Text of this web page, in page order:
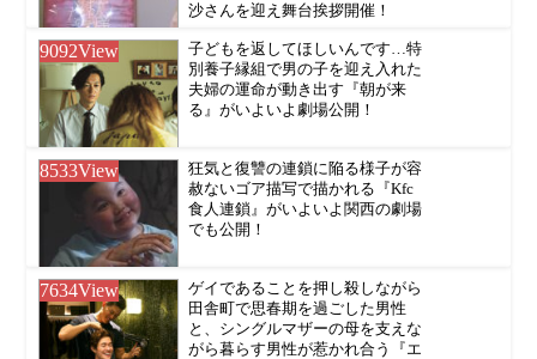
沙さんを迎え舞台挨拶開催！
9092View
子どもを返してほしいんです…特
別養子縁組で男の子を迎え入れた
夫婦の運命が動き出す『朝が来
る』がいよいよ劇場公開！
8533View
狂気と復讐の連鎖に陥る様子が容
赦ないゴア描写で描かれる『Kfc
食人連鎖』がいよいよ関西の劇場
でも公開！
7634View
ゲイであることを押し殺しながら
田舎町で思春期を過ごした男性
と、シングルマザーの母を支えな
がら暮らす男性が惹かれ合う『エ